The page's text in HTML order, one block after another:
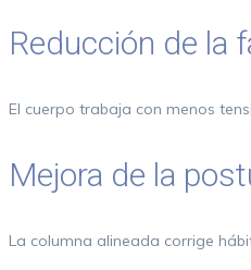
Reducción de la
El cuerpo trabaja con menos
Mejora de la
La columna alineada corrige